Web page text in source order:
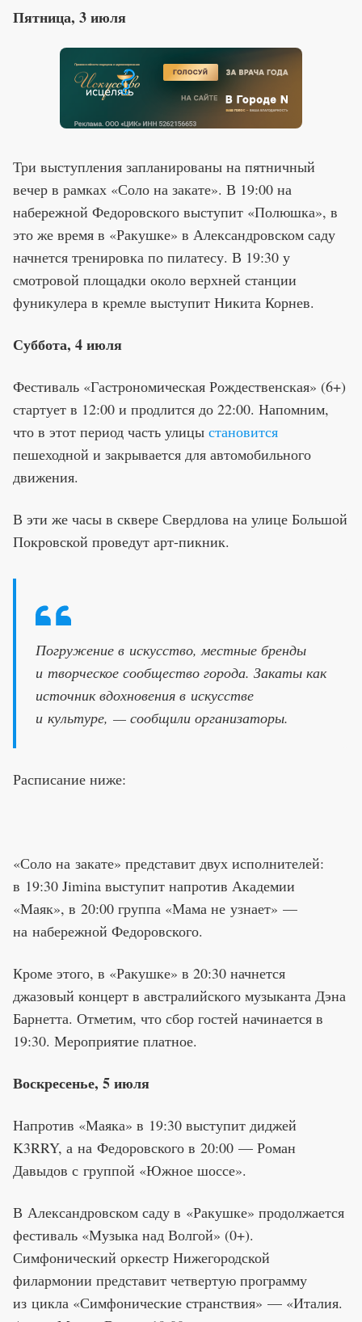
Пятница, 3 июля
Три выступления запланированы на пятничный
вечер в рамках «Соло на закате». В 19:00 на
набережной Федоровского выступит «Полюшка», в
это же время в «Ракушке» в Александровском саду
начнется тренировка по пилатесу. В 19:30 у
смотровой площадки около верхней станции
фуникулера в кремле выступит Никита Корнев.
Суббота, 4 июля
Фестиваль «Гастрономическая Рождественская» (6+)
стартует в 12:00 и продлится до 22:00. Напомним,
что в этот период часть улицы становится
пешеходной и закрывается для автомобильного
движения.
В эти же часы в сквере Свердлова на улице Большой
Покровской проведут арт-пикник.
Погружение в искусство, местные бренды
и творческое сообщество города. Закаты как
источник вдохновения в искусстве
и культуре, — сообщили организаторы.
Расписание ниже:
«Соло на закате» представит двух исполнителей:
в 19:30 Jimina выступит напротив Академии
«Маяк», в 20:00 группа «Мама не узнает» —
на набережной Федоровского.
Кроме этого, в «Ракушке» в 20:30 начнется
джазовый концерт в австралийского музыканта Дэна
Барнетта. Отметим, что сбор гостей начинается в
19:30. Мероприятие платное.
Воскресенье, 5 июля
Напротив «Маяка» в 19:30 выступит диджей
K3RRY, а на Федоровского в 20:00 — Роман
Давыдов с группой «Южное шоссе».
В Александровском саду в «Ракушке» продолжается
фестиваль «Музыка над Волгой» (0+).
Симфонический оркестр Нижегородской
филармонии представит четвертую программу
из цикла «Симфонические странствия» — «Италия.